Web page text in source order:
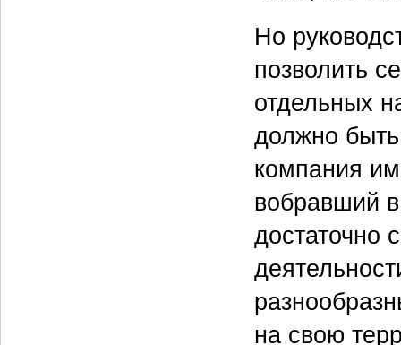
Но
позволить
отдельных
должно
компания
вобравший
достаточно
на свою